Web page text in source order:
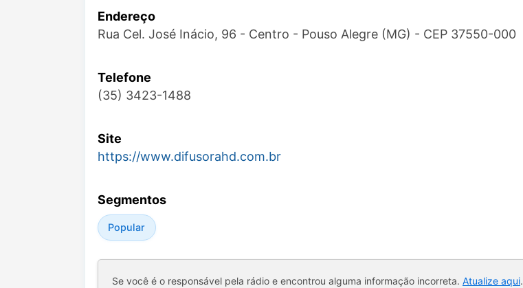
Endereço
Rua Cel. José Inácio, 96 - Centro - Pouso Alegre (MG) - CEP 37550-000
Telefone
(35) 3423-1488
Site
https://www.difusorahd.com.br
Segmentos
Popular
Se você é o responsável pela rádio e encontrou alguma informação incorreta. Atualize aqui.